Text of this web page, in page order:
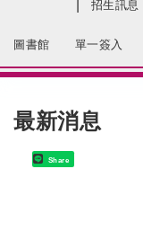
招生訊息
圖書館 單一簽入
最新消息
Share